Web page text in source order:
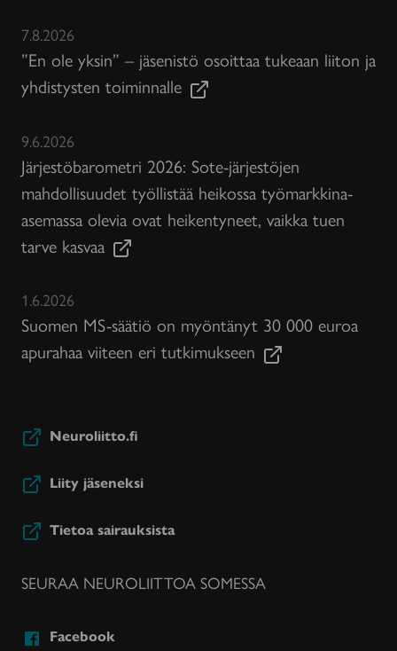
7.8.2026
”En ole yksin” – jäsenistö osoittaa tukeaan liiton ja
yhdistysten toiminnalle
9.6.2026
Järjestöbarometri 2026: Sote-järjestöjen
mahdollisuudet työllistää heikossa työmarkkina-
asemassa olevia ovat heikentyneet, vaikka tuen
tarve kasvaa
1.6.2026
Suomen MS-säätiö on myöntänyt 30 000 euroa
apurahaa viiteen eri tutkimukseen
Neuroliitto.fi
Liity jäseneksi
Tietoa sairauksista
SEURAA NEUROLIITTOA SOMESSA
Facebook